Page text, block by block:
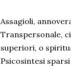
Assagioli,
Transpersonale,
superiori, o
Psicosintesi